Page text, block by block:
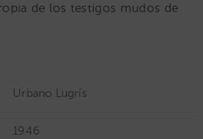
de los testigos mudos de
Urbano Lugrís
1946